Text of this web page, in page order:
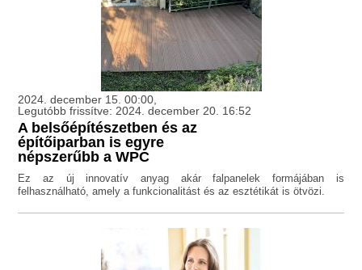
2024. december 15. 00:00,
Legutóbb frissítve: 2024. december 20. 16:52
A belsőépítészetben és az
építőiparban is egyre
népszerűbb a WPC
Ez az új innovatív anyag akár falpanelek formájában is
felhasználható, amely a funkcionalitást és az esztétikát is ötvözi.